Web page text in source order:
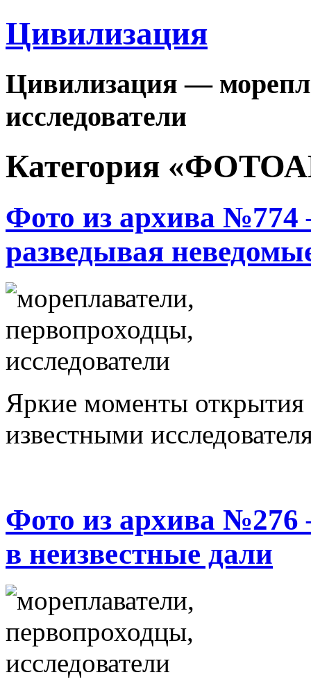
Цивилизация
Цивилизация —
исследователи
Категория
Фото из архива
разведывая
Яркие моменты
известными
Фото из архива №276
в неизвестные дали